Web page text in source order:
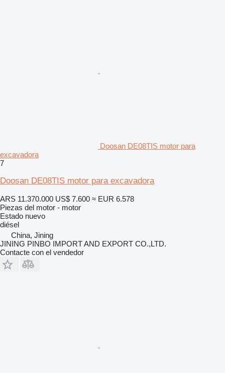
Doosan DE08TIS motor para
excavadora
7
Doosan DE08TIS motor para excavadora
ARS 11.370.000 US$ 7.600 ≈ EUR 6.578
Piezas del motor - motor
Estado nuevo
diésel
China, Jining
JINING PINBO IMPORT AND EXPORT CO.,LTD.
Contacte con el vendedor